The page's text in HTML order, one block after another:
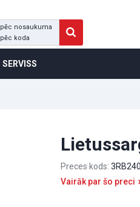
pēc nosaukuma
pēc koda
SERVISS
Preces kods:
Vairāk par šo preci